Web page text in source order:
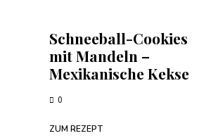
Schneeball-Cookies
mit Mandeln –
Mexikanische Kekse
0
ZUM REZEPT